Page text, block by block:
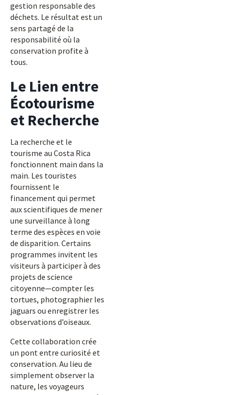
gestion responsable des
déchets. Le résultat est un
sens partagé de la
responsabilité où la
conservation profite à
tous.
Le Lien entre
Écotourisme
et Recherche
La recherche et le
tourisme au Costa Rica
fonctionnent main dans la
main. Les touristes
fournissent le
financement qui permet
aux scientifiques de mener
une surveillance à long
terme des espèces en voie
de disparition. Certains
programmes invitent les
visiteurs à participer à des
projets de science
citoyenne—compter les
tortues, photographier les
jaguars ou enregistrer les
observations d’oiseaux.
Cette collaboration crée
un pont entre curiosité et
conservation. Au lieu de
simplement observer la
nature, les voyageurs